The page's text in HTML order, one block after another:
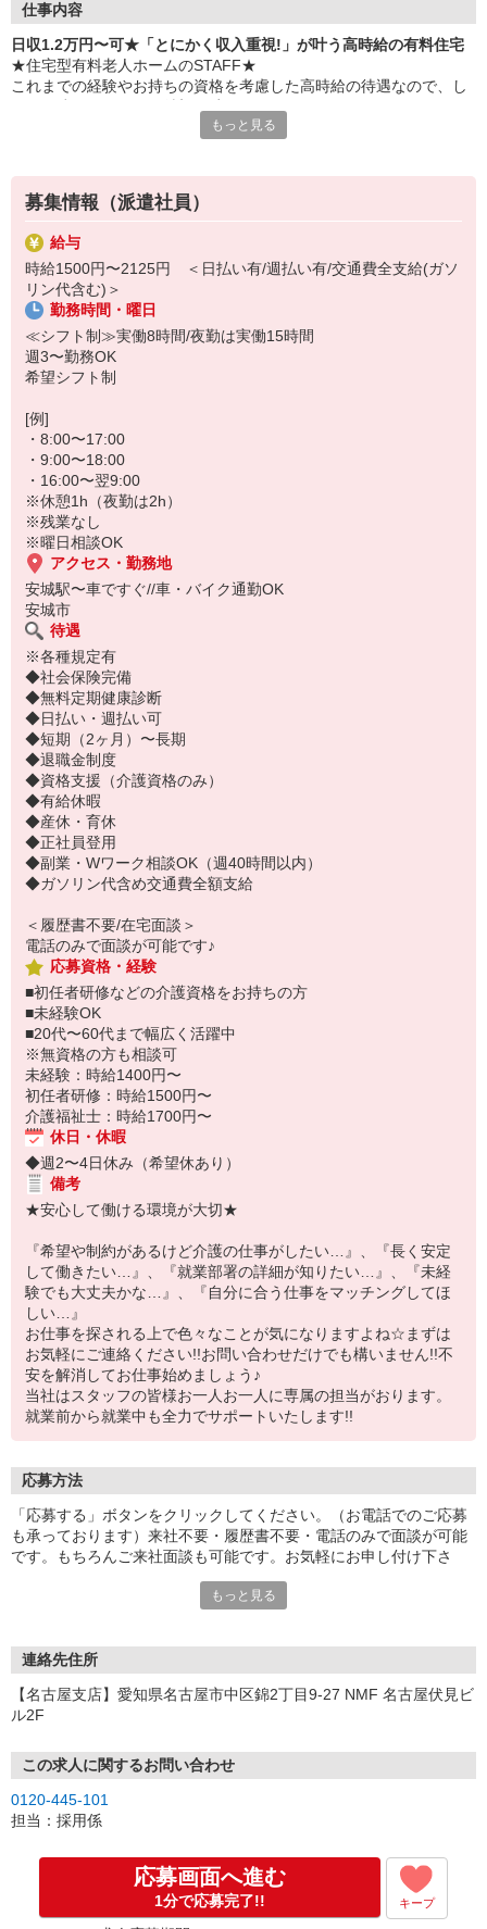
仕事内容
日収1.2万円〜可★「とにかく収入重視!」が叶う高時給の有料住宅
★住宅型有料老人ホームのSTAFF★
これまでの経験やお持ちの資格を考慮した高時給の待遇なので、し
≪お仕事内容≫
・お部屋や共有スペースの清掃
・買い物やお散歩などの付き添い
・お話のお相手や生活相談
・必要に応じた生活介助
・日常生活の見回り など
≪夜勤に入るとさらに給与UP！≫
日中よりも落ち着いている夜勤帯は、経験者に大人気のシフト♪深夜
できますよ！
夜勤1回の収入例【2万7000円】
※初任者研修をお持ちの方
[例]時給1500円×6h＋1875円×6h＋2250円×3h（深夜手当、残業手当
を含む）
もっと見る
募集情報（派遣社員）
給与
時給1500円〜2125円 ＜日払い有/週払い有/交通費全支給(ガソ
リン代含む)＞
勤務時間・曜日
≪シフト制≫実働8時間/夜勤は実働15時間
週3〜勤務OK
希望シフト制
[例]
・8:00〜17:00
・9:00〜18:00
・16:00〜翌9:00
※休憩1h（夜勤は2h）
※残業なし
※曜日相談OK
アクセス・勤務地
安城駅〜車ですぐ//車・バイク通勤OK
安城市
待遇
※各種規定有
◆社会保険完備
◆無料定期健康診断
◆日払い・週払い可
◆短期（2ヶ月）〜長期
◆退職金制度
◆資格支援（介護資格のみ）
◆有給休暇
◆産休・育休
◆正社員登用
◆副業・Wワーク相談OK（週40時間以内）
◆ガソリン代含め交通費全額支給
＜履歴書不要/在宅面談＞
電話のみで面談が可能です♪
応募資格・経験
■初任者研修などの介護資格をお持ちの方
■未経験OK
■20代〜60代まで幅広く活躍中
※無資格の方も相談可
未経験：時給1400円〜
初任者研修：時給1500円〜
介護福祉士：時給1700円〜
休日・休暇
◆週2〜4日休み（希望休あり）
備考
★安心して働ける環境が大切★
『希望や制約があるけど介護の仕事がしたい…』、『長く安定
して働きたい…』、『就業部署の詳細が知りたい…』、『未経
験でも大丈夫かな…』、『自分に合う仕事をマッチングしてほ
しい…』
お仕事を探される上で色々なことが気になりますよね☆まずは
お気軽にご連絡ください!!お問い合わせだけでも構いません!!不
安を解消してお仕事始めましょう♪
当社はスタッフの皆様お一人お一人に専属の担当がおります。
就業前から就業中も全力でサポートいたします!!
応募方法
「応募する」ボタンをクリックしてください。（お電話でのご応募
も承っております）来社不要・履歴書不要・電話のみで面談が可能
です。もちろんご来社面談も可能です。お気軽にお申し付け下さ
もっと見る
連絡先住所
【名古屋支店】愛知県名古屋市中区錦2丁目9-27 NMF 名古屋伏見ビ
ル2F
この求人に関するお問い合わせ
0120-445-101
担当：採用係
応募画面へ進む
1分で応募完了!! キープ